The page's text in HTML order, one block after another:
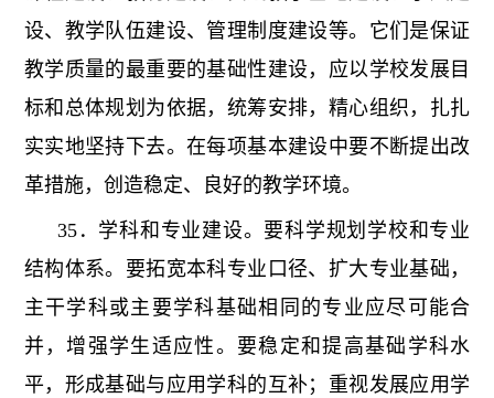
设、教学队伍建设、管理制度建设等。它们是保证
教学质量的最重要的基础性建设，应以学校发展目
标和总体规划为依据，统筹安排，精心组织，扎扎
实实地坚持下去。在每项基本建设中要不断提出改
革措施，创造稳定、良好的教学环境。
35．学科和专业建设。要科学规划学校和专业
结构体系。要拓宽本科专业口径、扩大专业基础，
主干学科或主要学科基础相同的专业应尽可能合
并，增强学生适应性。要稳定和提高基础学科水
平，形成基础与应用学科的互补；重视发展应用学